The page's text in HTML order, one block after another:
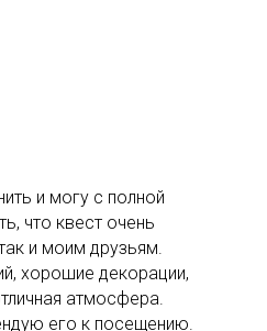
и могу с полной
что квест очень
и моим друзьям.
хорошие декорации,
атмосфера.
его к посещению.